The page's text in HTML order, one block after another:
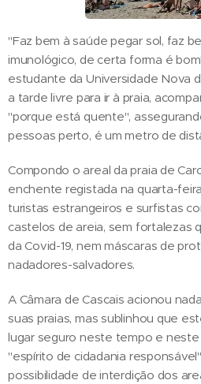
"Faz bem à saúde pegar sol, faz
imunológico, de certa forma é
estudante da Universidade Nova
a tarde livre para ir à praia,
"porque está quente",
pessoas perto, é um metro de
Compondo o areal da praia de
enchente registada na quarta-
turistas estrangeiros e surfistas
castelos de areia, sem fortalezas
da Covid-19, nem máscaras de
nadadores-salvadores.
A Câmara de Cascais acionou
suas praias, mas sublinhou que
lugar seguro neste tempo e
"espírito de cidadania
possibilidade de interdição dos